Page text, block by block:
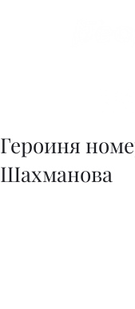
Героиня
Шахманова